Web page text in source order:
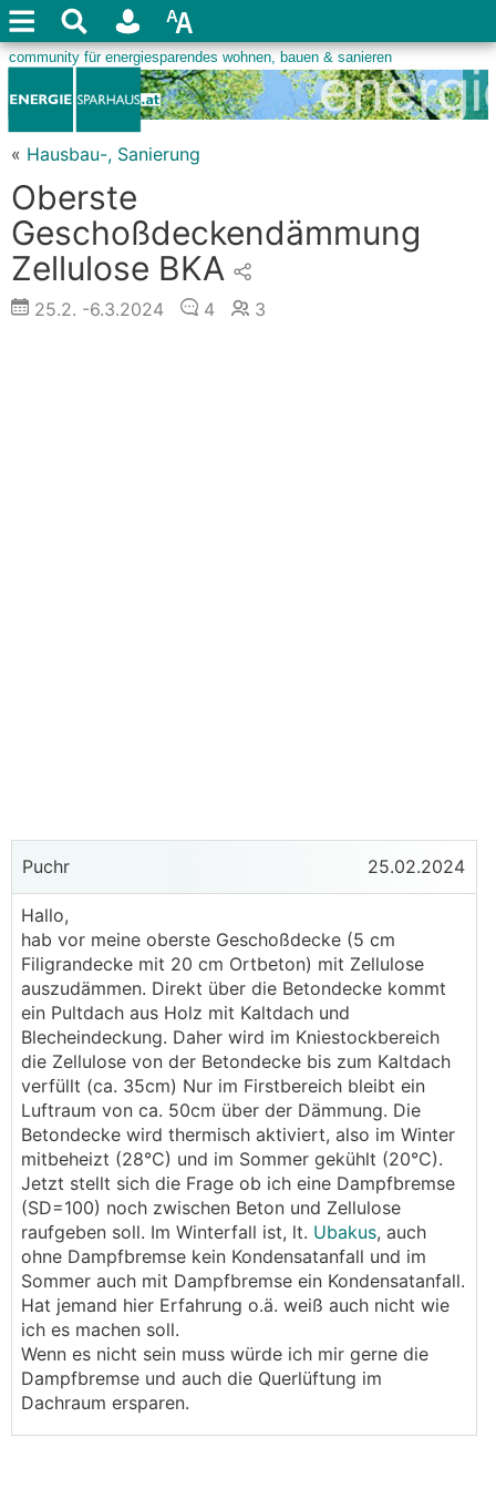
« Hausbau-, Sanierung
Oberste
Geschoßdeckendämmung
Zellulose BKA
25.2. -6.3.2024 4 3
Puchr 25.02.2024
Hallo,
hab vor meine oberste Geschoßdecke (5 cm
Filigrandecke mit 20 cm Ortbeton) mit Zellulose
auszudämmen. Direkt über die Betondecke kommt
ein Pultdach aus Holz mit Kaltdach und
Blecheindeckung. Daher wird im Kniestockbereich
die Zellulose von der Betondecke bis zum Kaltdach
verfüllt (ca. 35cm) Nur im Firstbereich bleibt ein
Luftraum von ca. 50cm über der Dämmung. Die
Betondecke wird thermisch aktiviert, also im Winter
mitbeheizt (28°C) und im Sommer gekühlt (20°C).
Jetzt stellt sich die Frage ob ich eine Dampfbremse
(SD=100) noch zwischen Beton und Zellulose
raufgeben soll. Im Winterfall ist, lt. Ubakus, auch
ohne Dampfbremse kein Kondensatanfall und im
Sommer auch mit Dampfbremse ein Kondensatanfall.
Hat jemand hier Erfahrung o.ä. weiß auch nicht wie
ich es machen soll.
Wenn es nicht sein muss würde ich mir gerne die
Dampfbremse und auch die Querlüftung im
Dachraum ersparen.